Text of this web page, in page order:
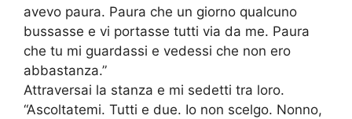
avevo paura. Paura che un giorno qualcuno
bussasse e vi portasse tutti via da me. Paura
che tu mi guardassi e vedessi che non ero
abbastanza.”
Attraversai la stanza e mi sedetti tra loro.
“Ascoltatemi. Tutti e due. Io non scelgo. Nonno,